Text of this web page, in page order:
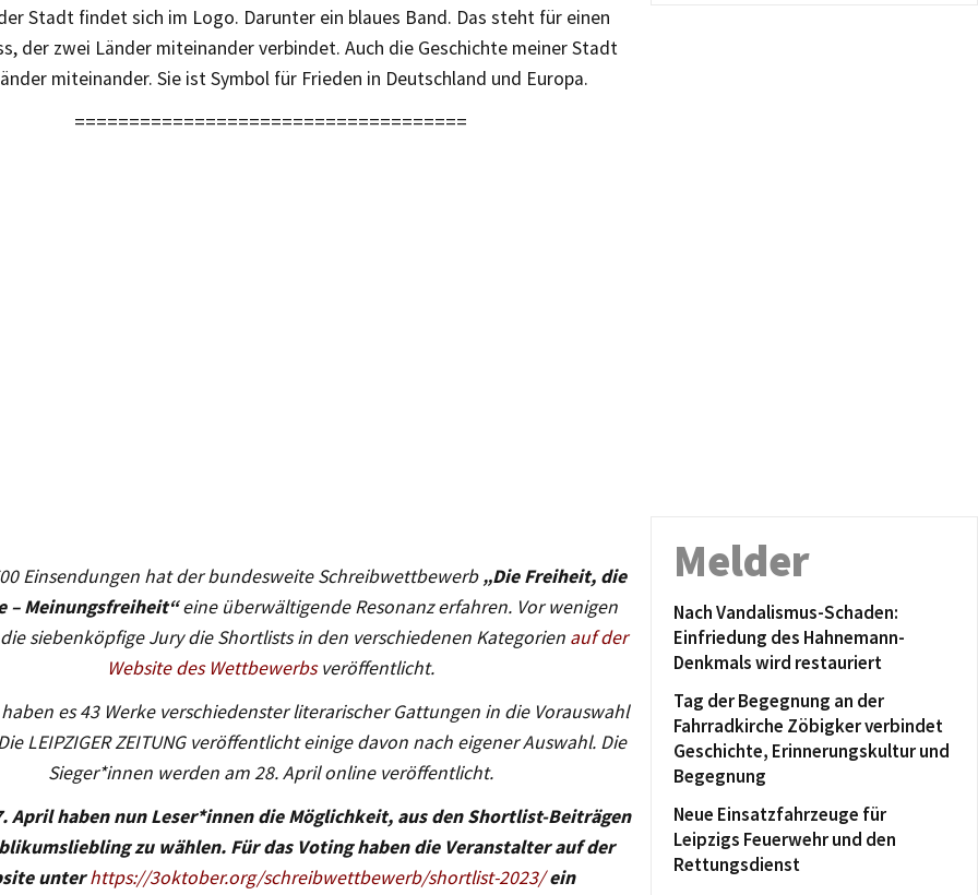
Stadt findet sich im Logo. Darunter ein blaues Band. Das steht für einen
der zwei Länder miteinander verbindet. Auch die Geschichte meiner Stadt
miteinander. Sie ist Symbol für Frieden in Deutschland und Europa.
====================================
Einsendungen hat der bundesweite Schreibwettbewerb„Die Freiheit, die
– Meinungsfreiheit“eine überwältigende Resonanz erfahren. Vor wenigen
siebenköpfige Jury die Shortlists in den verschiedenen Kategorien auf der
Website des Wettbewerbsveröffentlicht.
es 43 Werke verschiedenster literarischer Gattungen in die Vorauswahl
LEIPZIGER ZEITUNG veröffentlicht einige davon nach eigener Auswahl. Die
Sieger*innen werden am 28. April online veröffentlicht.
April haben nun Leser*innen die Möglichkeit, aus den Shortlist-Beiträgen
zu wählen. Für das Voting haben die Veranstalter auf der
unterhttps://3oktober.org/schreibwettbewerb/shortlist-2023/ein
Melder
Nach Vandalismus-Schaden:
Einfriedung des Hahnemann-
Denkmals wird restauriert
Tag der Begegnung an der
Fahrradkirche Zöbigker verbindet
Geschichte, Erinnerungskultur und
Begegnung
Neue Einsatzfahrzeuge für
Leipzigs Feuerwehr und den
Rettungsdienst